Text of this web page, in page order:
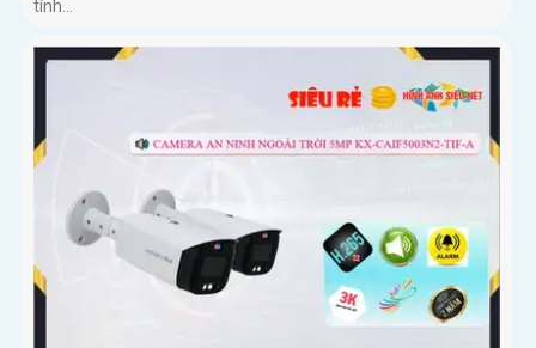
tính...